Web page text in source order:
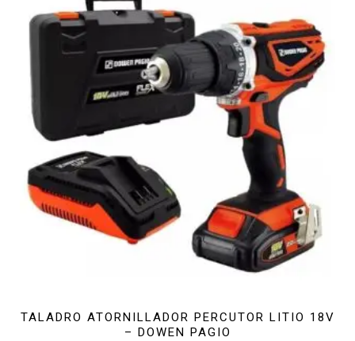
TALADRO ATORNILLADOR PERCUTOR LITIO 18V
– DOWEN PAGIO